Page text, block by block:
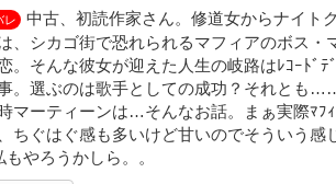
レ
中古、初読作家さん。修道女からナイト
、シカゴ街で恐れられるマフィアのボス
。そんな彼女が迎えた人生の岐路はﾚｺｰﾄﾞ
。選ぶのは歌手としての成功？それとも
マーティーンは…そんなお話。まぁ実際ﾏﾌ
ちぐはぐ感も多いけど甘いのでそういう感
もやろうかしら。。